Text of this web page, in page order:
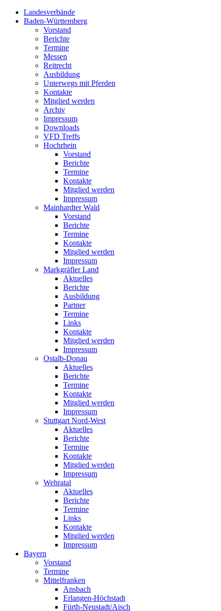
Landesverbände
Baden-Württemberg
Vorstand
Berichte
Termine
Messen
Reitrecht
Ausbildung
Unterwegs mit Pferden
Kontakte
Mitglied werden
Archiv
Impressum
Downloads
VFD Treffs
Hochrhein
Vorstand
Berichte
Termine
Kontakte
Mitglied werden
Impressum
Mainhardter Wald
Vorstand
Berichte
Termine
Kontakte
Mitglied werden
Impressum
Markgräfler Land
Aktuelles
Berichte
Ausbildung
Partner
Termine
Links
Kontakte
Mitglied werden
Impressum
Ostalb-Donau
Aktuelles
Berichte
Termine
Kontakte
Mitglied werden
Impressum
Stuttgart Nord-West
Aktuelles
Berichte
Termine
Kontakte
Mitglied werden
Impressum
Wehratal
Aktuelles
Berichte
Termine
Links
Kontakte
Mitglied werden
Impressum
Bayern
Vorstand
Termine
Mittelfranken
Ansbach
Erlangen-Höchstadt
Fürth-Neustadt/Aisch